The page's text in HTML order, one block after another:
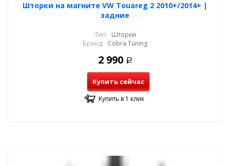
Шторки на магните VW Touareg 2 2010+/2014+ |
задние
Тип: Шторки
Бренд: Cobra Tuning
2 990 Р
Купить сейчас
Купить в 1 клик